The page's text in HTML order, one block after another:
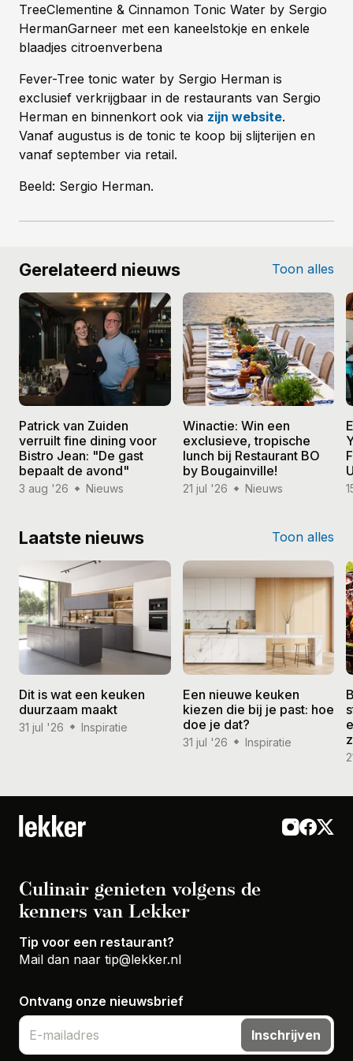
TreeClementine & Cinnamon Tonic Water by Sergio
HermanGarneer met een kaneelstokje en enkele
blaadjes citroenverbena
Fever-Tree tonic water by Sergio Herman is
exclusief verkrijgbaar in de restaurants van Sergio
Herman en binnenkort ook via zijn website.
Vanaf augustus is de tonic te koop bij slijterijen en
vanaf september via retail.
Beeld: Sergio Herman.
Gerelateerd nieuws Toon alles
Patrick van Zuiden
verruilt fine dining voor
Bistro Jean: "De gast
bepaalt de avond"
3 aug '26 Nieuws
Winactie: Win een
exclusieve, tropische
lunch bij Restaurant BO
by Bougainville!
21 jul '26 Nieuws
Laatste nieuws Toon alles
Dit is wat een keuken
duurzaam maakt
31 jul '26 Inspiratie
Een nieuwe keuken
kiezen die bij je past: hoe
doe je dat?
31 jul '26 Inspiratie
Culinair genieten volgens de
kenners van Lekker
Tip voor een restaurant?
Mail dan naar tip@lekker.nl
Ontvang onze nieuwsbrief
Inschrijven